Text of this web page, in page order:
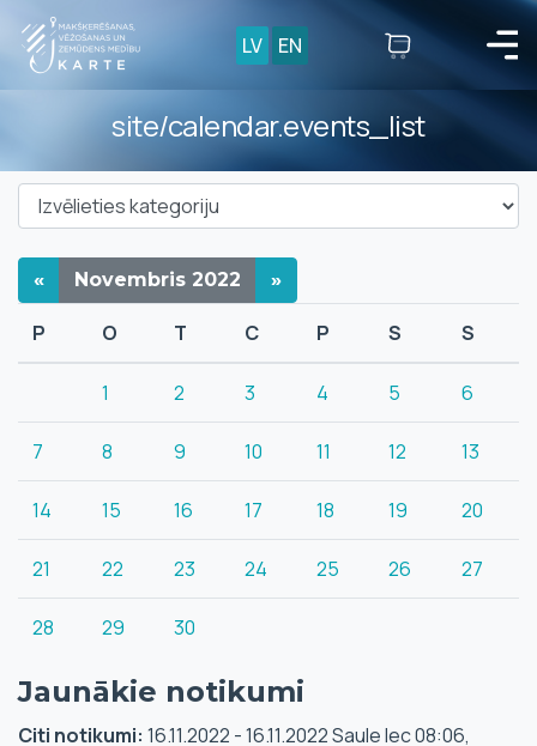
LV EN
site/calendar.events_list
« Novembris 2022 »
P O T C P S S
1 2 3 4 5 6
7 8 9 10 11 12 13
14 15 16 17 18 19 20
21 22 23 24 25 26 27
28 29 30
Jaunākie notikumi
Citi notikumi: 16.11.2022 - 16.11.2022 Saule lec 08:06,